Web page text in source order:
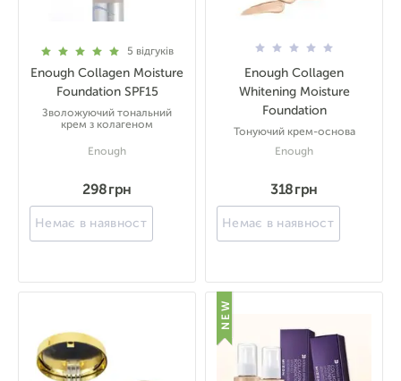
5 відгуків
Enough Collagen Moisture
Foundation SPF15
Зволожуючий тональний
крем з колагеном
Enough
298 грн
Немає в наявності
Enough Collagen
Whitening Moisture
Foundation
Тонуючий крем-основа
Enough
318 грн
Немає в наявності
NEW